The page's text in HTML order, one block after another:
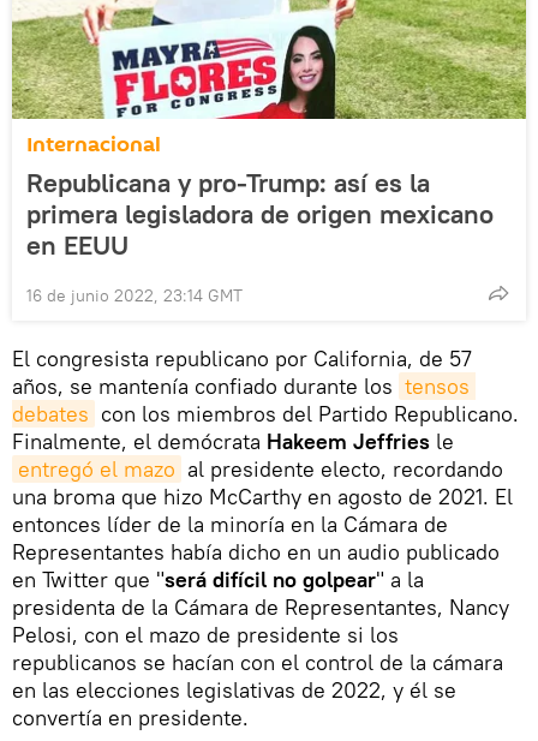
Internacional
Republicana y pro-Trump: así es la
primera legisladora de origen mexicano
en EEUU
16 de junio 2022, 23:14 GMT
El congresista republicano por California, de 57
años, se mantenía confiado durante los tensos
debates con los miembros del Partido Republicano.
Finalmente, el demócrata Hakeem Jeffries le
entregó el mazo al presidente electo, recordando
una broma que hizo McCarthy en agosto de 2021. El
entonces líder de la minoría en la Cámara de
Representantes había dicho en un audio publicado
en Twitter que "será difícil no golpear" a la
presidenta de la Cámara de Representantes, Nancy
Pelosi, con el mazo de presidente si los
republicanos se hacían con el control de la cámara
en las elecciones legislativas de 2022, y él se
convertía en presidente.